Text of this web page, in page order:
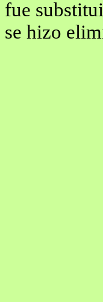
fue
se hizo